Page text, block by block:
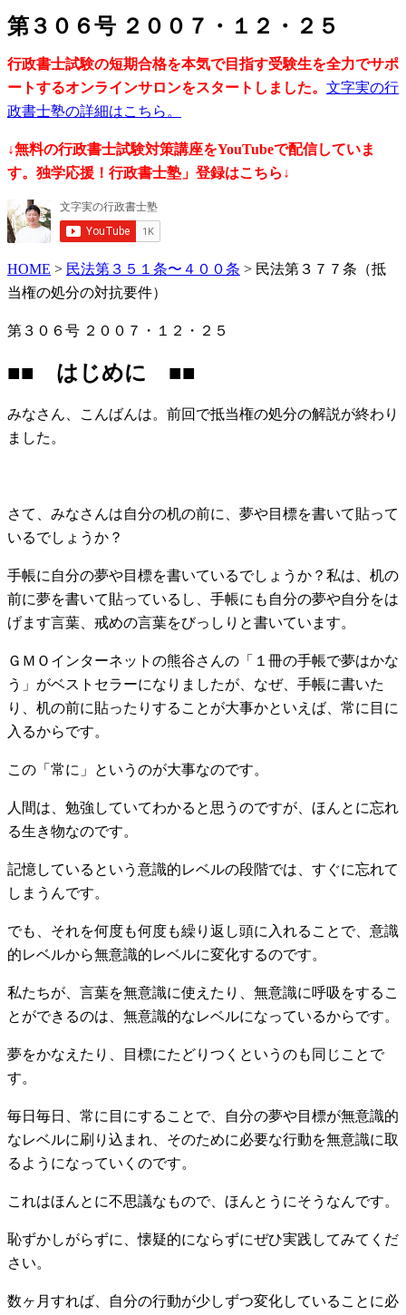
第３０６号 ２００７・１２・２５
行政書士試験の短期合格を本気で目指す受験生を全力でサポ
ートするオンラインサロンをスタートしました。 文字実の行
政書士塾の詳細はこちら。
↓無料の行政書士試験対策講座をYouTubeで配信していま
す。独学応援！行政書士塾」登録はこちら↓
HOME > 民法第３５１条〜４００条 > 民法第３７７条（抵
当権の処分の対抗要件）
第３０６号 ２００７・１２・２５
■■ はじめに ■■
みなさん、こんばんは。前回で抵当権の処分の解説が終わり
ました。
さて、みなさんは自分の机の前に、夢や目標を書いて貼って
いるでしょうか？
手帳に自分の夢や目標を書いているでしょうか？私は、机の
前に夢を書いて貼っているし、手帳にも自分の夢や自分をは
げます言葉、戒めの言葉をびっしりと書いています。
ＧＭＯインターネットの熊谷さんの「１冊の手帳で夢はかな
う」がベストセラーになりましたが、なぜ、手帳に書いた
り、机の前に貼ったりすることが大事かといえば、常に目に
入るからです。
この「常に」というのが大事なのです。
人間は、勉強していてわかると思うのですが、ほんとに忘れ
る生き物なのです。
記憶しているという意識的レベルの段階では、すぐに忘れて
しまうんです。
でも、それを何度も何度も繰り返し頭に入れることで、意識
的レベルから無意識的レベルに変化するのです。
私たちが、言葉を無意識に使えたり、無意識に呼吸をするこ
とができるのは、無意識的なレベルになっているからです。
夢をかなえたり、目標にたどりつくというのも同じことで
す。
毎日毎日、常に目にすることで、自分の夢や目標が無意識的
なレベルに刷り込まれ、そのために必要な行動を無意識に取
るようになっていくのです。
これはほんとに不思議なもので、ほんとうにそうなんです。
恥ずかしがらずに、懐疑的にならずにぜひ実践してみてくだ
さい。
数ヶ月すれば、自分の行動が少しずつ変化していることに必